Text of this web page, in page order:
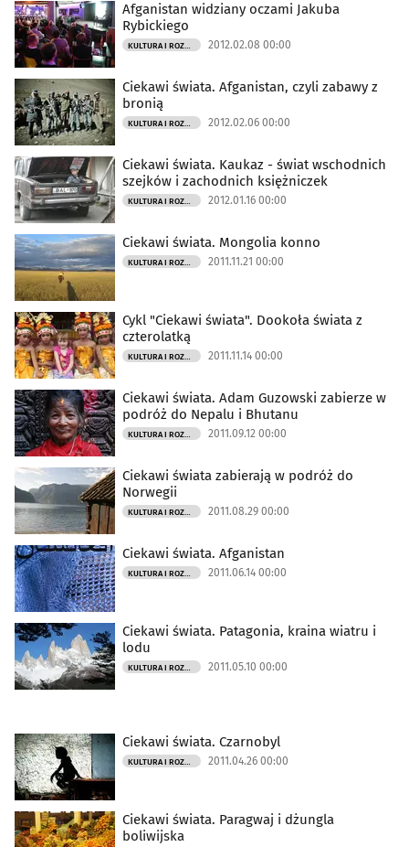
Afganistan widziany oczami Jakuba
Rybickiego
KULTURA I ROZRYWKA 2012.02.08 00:00
Ciekawi świata. Afganistan, czyli zabawy z
bronią
KULTURA I ROZRYWKA 2012.02.06 00:00
Ciekawi świata. Kaukaz - świat wschodnich
szejków i zachodnich księżniczek
KULTURA I ROZRYWKA 2012.01.16 00:00
Ciekawi świata. Mongolia konno
KULTURA I ROZRYWKA 2011.11.21 00:00
Cykl "Ciekawi świata". Dookoła świata z
czterolatką
KULTURA I ROZRYWKA 2011.11.14 00:00
Ciekawi świata. Adam Guzowski zabierze w
podróż do Nepalu i Bhutanu
KULTURA I ROZRYWKA 2011.09.12 00:00
Ciekawi świata zabierają w podróż do
Norwegii
KULTURA I ROZRYWKA 2011.08.29 00:00
Ciekawi świata. Afganistan
KULTURA I ROZRYWKA 2011.06.14 00:00
Ciekawi świata. Patagonia, kraina wiatru i
lodu
KULTURA I ROZRYWKA 2011.05.10 00:00
Ciekawi świata. Czarnobyl
KULTURA I ROZRYWKA 2011.04.26 00:00
Ciekawi świata. Paragwaj i dżungla
boliwijska